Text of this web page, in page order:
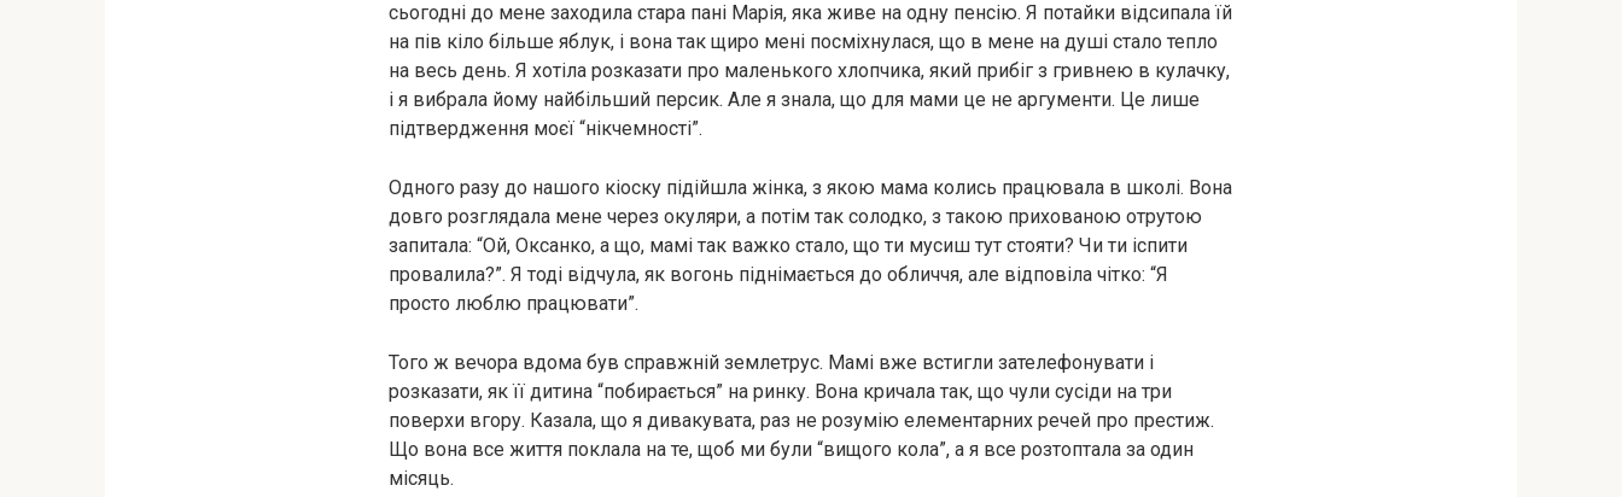
сьогодні до мене заходила стара пані Марія, яка живе на одну пенсію. Я потайки відсипала їй
на пів кіло більше яблук, і вона так щиро мені посміхнулася, що в мене на душі стало тепло
на весь день. Я хотіла розказати про маленького хлопчика, який прибіг з гривнею в кулачку,
і я вибрала йому найбільший персик. Але я знала, що для мами це не аргументи. Це лише
підтвердження моєї “нікчемності”.
Одного разу до нашого кіоску підійшла жінка, з якою мама колись працювала в школі. Вона
довго розглядала мене через окуляри, а потім так солодко, з такою прихованою отрутою
запитала: “Ой, Оксанко, а що, мамі так важко стало, що ти мусиш тут стояти? Чи ти іспити
провалила?”. Я тоді відчула, як вогонь піднімається до обличчя, але відповіла чітко: “Я
просто люблю працювати”.
Того ж вечора вдома був справжній землетрус. Мамі вже встигли зателефонувати і
розказати, як її дитина “побирається” на ринку. Вона кричала так, що чули сусіди на три
поверхи вгору. Казала, що я дивакувата, раз не розумію елементарних речей про престиж.
Що вона все життя поклала на те, щоб ми були “вищого кола”, а я все розтоптала за один
місяць.